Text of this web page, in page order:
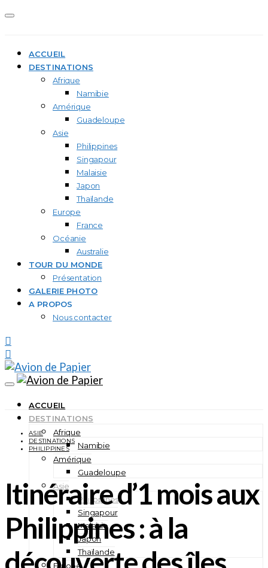
ACCUEIL
DESTINATIONS
Afrique
Namibie
Amérique
Guadeloupe
Asie
Philippines
Singapour
Malaisie
Japon
Thaïlande
Europe
France
Océanie
Australie
TOUR DU MONDE
Présentation
GALERIE PHOTO
A PROPOS
Nous contacter
ACCUEIL
DESTINATIONS
Afrique
Namibie
Amérique
Guadeloupe
Asie
Philippines
Singapour
Malaisie
Japon
Thaïlande
Europe
ASIE
DESTINATIONS
PHILIPPINES
Itinéraire d’1 mois aux
Philippines : à la